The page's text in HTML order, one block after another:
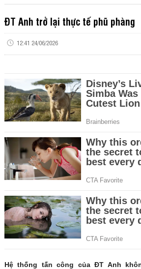
ĐT Anh trở lại thực tế phũ phàng
12:41 24/06/2026
Hệ thống tấn công của ĐT Anh